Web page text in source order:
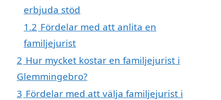
erbjuda stöd
1.2 Fördelar med att anlita en
familjejurist
2 Hur mycket kostar en familjejurist i
Glemmingebro?
3 Fördelar med att välja familjejurist i